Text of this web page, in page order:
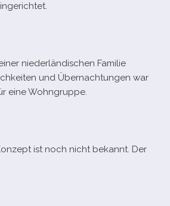
nie­der­län­di­schen Familie
und Übernachtungen war
eine Wohngruppe.
ist noch nicht bekannt. Der